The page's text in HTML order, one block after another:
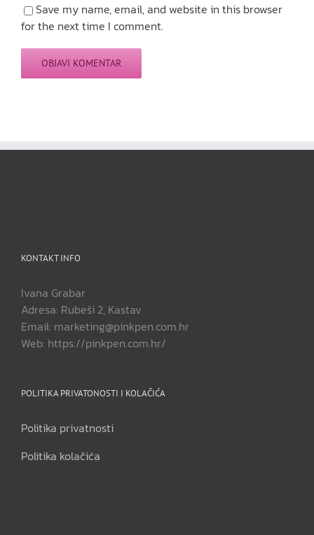
Save my name, email, and website in this browser
for the next time I comment.
KONTAKT INFO
Ivana Grabar
Adresa: Rubeši 2, Kastav
Email: marketing@pinkpen.com.hr
Web: https://pinkpen.com.hr/
POLITIKA PRIVATONOSTI I KOLAČIĆA
Politika privatnosti
Politika kolačića